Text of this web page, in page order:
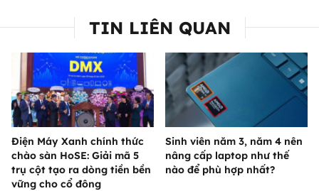
TIN LIÊN QUAN
Điện Máy Xanh chính thức
chào sàn HoSE: Giải mã 5
trụ cột tạo ra dòng tiền bền
vững cho cổ đông
Sinh viên năm 3, năm 4 nên
nâng cấp laptop như thế
nào để phù hợp nhất?